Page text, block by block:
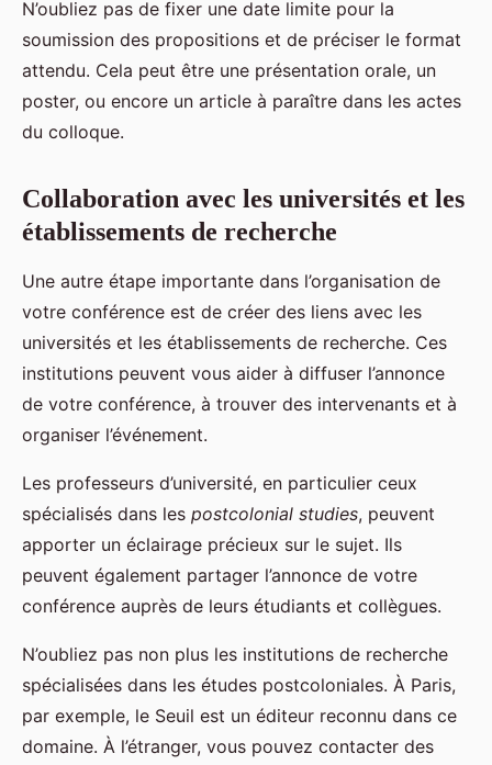
N’oubliez pas de fixer une date limite pour la
soumission des propositions et de préciser le format
attendu. Cela peut être une présentation orale, un
poster, ou encore un article à paraître dans les actes
du colloque.
Collaboration avec les universités et les
établissements de recherche
Une autre étape importante dans l’organisation de
votre conférence est de créer des liens avec les
universités et les établissements de recherche. Ces
institutions peuvent vous aider à diffuser l’annonce
de votre conférence, à trouver des intervenants et à
organiser l’événement.
Les professeurs d’université, en particulier ceux
spécialisés dans les postcolonial studies, peuvent
apporter un éclairage précieux sur le sujet. Ils
peuvent également partager l’annonce de votre
conférence auprès de leurs étudiants et collègues.
N’oubliez pas non plus les institutions de recherche
spécialisées dans les études postcoloniales. À Paris,
par exemple, le Seuil est un éditeur reconnu dans ce
domaine. À l’étranger, vous pouvez contacter des